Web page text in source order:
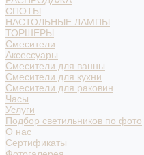
СПОТЫ
НАСТОЛЬНЫЕ ЛАМПЫ
ТОРШЕРЫ
Смесители
Аксессуары
Смесители для ванны
Смесители для кухни
Смесители для раковин
Часы
Услуги
Подбор светильников по фото
О нас
Сертификаты